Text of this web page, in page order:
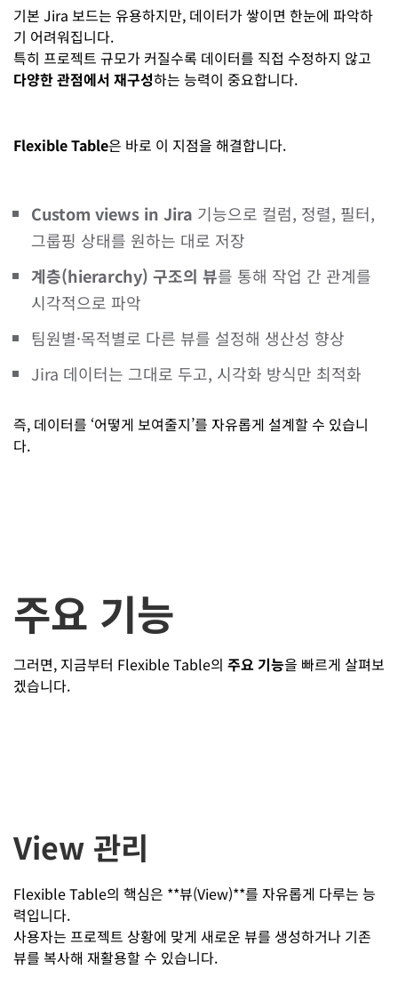
기본 Jira 보드는 유용하지만, 데이터가 쌓이면 한눈에 파악하
기 어려워집니다.
특히 프로젝트 규모가 커질수록 데이터를 직접 수정하지 않고
다양한 관점에서 재구성하는 능력이 중요합니다.
Flexible Table은 바로 이 지점을 해결합니다.
Custom views in Jira 기능으로 컬럼, 정렬, 필터,
그룹핑 상태를 원하는 대로 저장
계층(hierarchy) 구조의 뷰를 통해 작업 간 관계를
시각적으로 파악
팀원별·목적별로 다른 뷰를 설정해 생산성 향상
Jira 데이터는 그대로 두고, 시각화 방식만 최적화
즉, 데이터를 ‘어떻게 보여줄지’를 자유롭게 설계할 수 있습니
다.
주요 기능
그러면, 지금부터 Flexible Table의 주요 기능을 빠르게 살펴보
겠습니다.
View 관리
Flexible Table의 핵심은 **뷰(View)**를 자유롭게 다루는 능
력입니다.
사용자는 프로젝트 상황에 맞게 새로운 뷰를 생성하거나 기존
뷰를 복사해 재활용할 수 있습니다.